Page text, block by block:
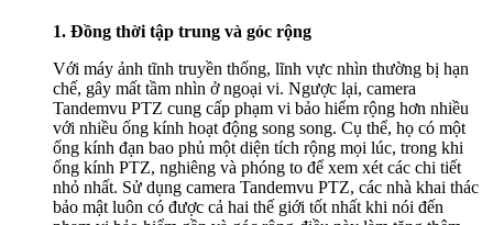
1. Đồng thời tập trung và góc rộng
Với máy ảnh tĩnh truyền thống, lĩnh vực nhìn thường bị hạn
chế, gây mất tầm nhìn ở ngoại vi. Ngược lại, camera
Tandemvu PTZ cung cấp phạm vi bảo hiểm rộng hơn nhiều
với nhiều ống kính hoạt động song song. Cụ thể, họ có một
ống kính đạn bao phủ một diện tích rộng mọi lúc, trong khi
ống kính PTZ, nghiêng và phóng to để xem xét các chi tiết
nhỏ nhất. Sử dụng camera Tandemvu PTZ, các nhà khai thác
bảo mật luôn có được cả hai thế giới tốt nhất khi nói đến